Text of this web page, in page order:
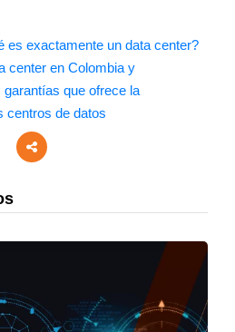
es exactamente un data center?
center en Colombia y
garantías que ofrece la
centros de datos